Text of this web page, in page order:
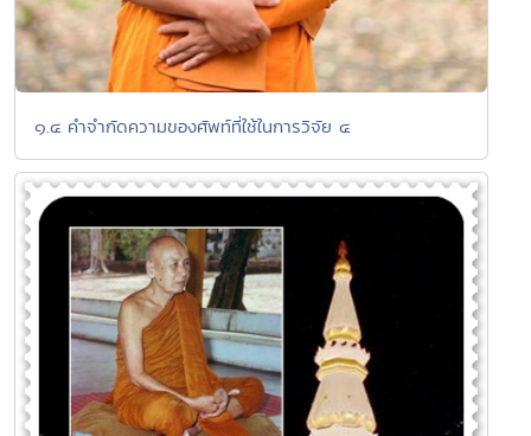
๑.๔ คำจำกัดความของศัพท์ที่ใช้ในการวิจัย ๔